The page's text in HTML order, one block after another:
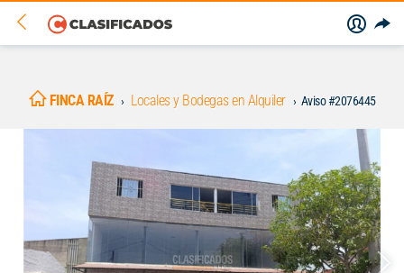
FINCA RAÍZ Locales y Bodegas en Alquiler Aviso #2076445